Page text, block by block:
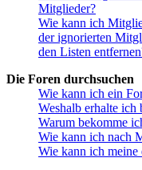
Mitglieder?
Wie kann ich
der ignorierten
den Listen
Die Foren durchsuchen
Wie kann ich ein
Weshalb erhalte ich
Warum bekomme
Wie kann ich nach
Wie kann ich meine